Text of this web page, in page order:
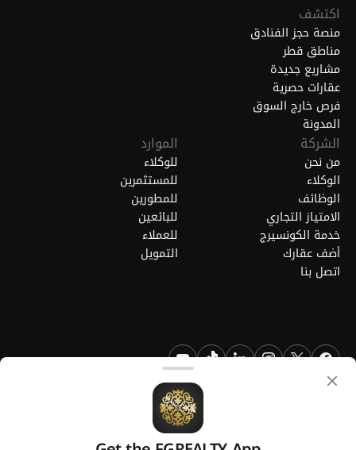
اكتشف
منصة حجز الفنادق
مناطق قطر
مشاريع جديدة
عقارات حصرية
فرص خارج السوق
المدونة
الشركة
من نحن
الوكلاء
الوظائف
الامتياز التجاري
خدمة الكونسيرج
أضف عقارك
اتصل بنا
الموارد
للوكلاء
للمستثمرين
للمطورين
للبائعين
للعملاء
التمويل
هي علامة تجارية مسجلة لشركة فايند جريت ريالتي ذ.م.م قطر.